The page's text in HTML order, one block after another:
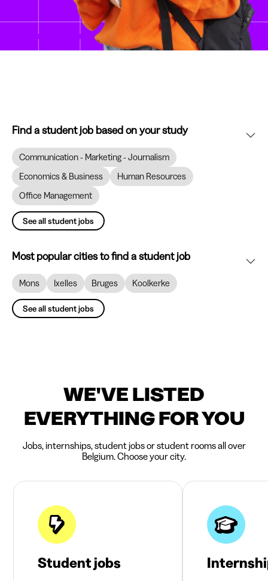
Find a student job based on your study
Communication - Marketing - Journalism
Economics & Business
Human Resources
Office Management
See all student jobs
Most popular cities to find a student job
Mons Ixelles Bruges Koolkerke
See all student jobs
WE'VE LISTED
EVERYTHING FOR YOU
Jobs, internships, student jobs or student rooms all over
Belgium. Choose your city.
Student jobs